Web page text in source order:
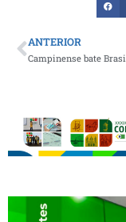
ANTERIOR